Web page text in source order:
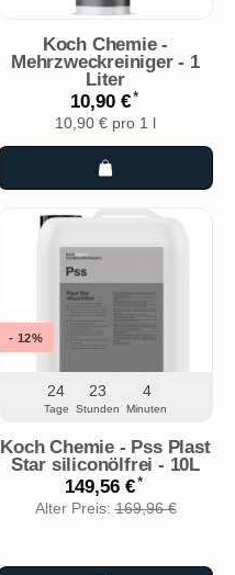
Koch Chemie -
Mehrzweckreiniger - 1
Liter
10,90 €*
10,90 € pro 1 l
24
Tage
23
Stunden
4
Minuten
- 12%
Koch Chemie - Pss Plast
Star siliconölfrei - 10L
149,56 €*
Alter Preis:169,96 €